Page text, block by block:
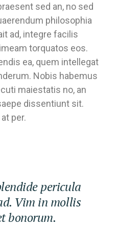
sed an, no sed
philosophia
ad, integre facilis
torquatos eos.
ea, quem intellegat
Nobis habemus
maiestatis no, an
dissentiunt sit.
per.
pericula
Vim in mollis
bonorum.